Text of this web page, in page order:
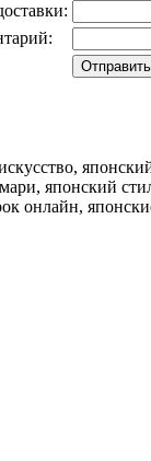
японский
онлайн,